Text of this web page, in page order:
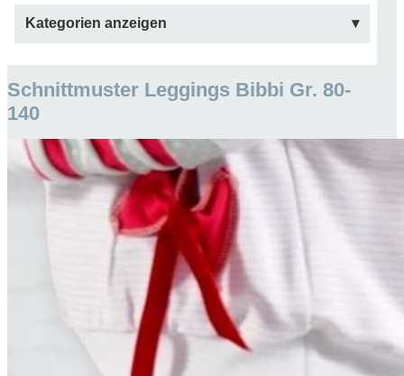
Kategorien anzeigen
Schnittmuster Leggings Bibbi Gr. 80-
140